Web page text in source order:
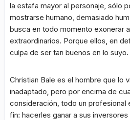
la estafa mayor al personaje, sólo
mostrarse humano, demasiado
busca en todo momento exonerar
extraordinarios. Porque ellos, en
culpa de ser tan buenos en lo suyo.
Christian Bale es el hombre que lo
inadaptado, pero por encima de
consideración, todo un profesional
fin: hacerles ganar a sus